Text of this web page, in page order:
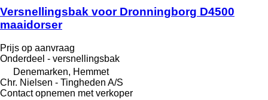
Versnellingsbak voor Dronningborg D4500
maaidorser
Prijs op aanvraag
Onderdeel - versnellingsbak
Denemarken, Hemmet
Chr. Nielsen - Tingheden A/S
Contact opnemen met verkoper